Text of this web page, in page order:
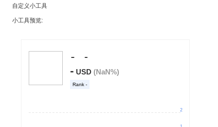
自定义小工具
小工具预览: